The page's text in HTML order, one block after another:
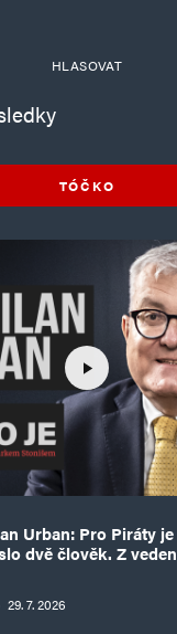
HLASOVAT
TÓČKO
Urban: Pro Piráty
dvě člověk. Z
29. 7. 2026